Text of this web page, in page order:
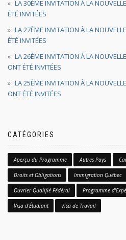
LA 30ÈME INVITATION À LA
ÉTÉ INVITÉES
LA 27ÈME INVITATION À LA
ÉTÉ INVITÉES
LA 26ÈME INVITATION À LA
ONT ÉTÉ INVITÉES
LA 25ÈME INVITATION À LA
ONT ÉTÉ INVITÉES
CATÉGORIES
Aperçu du Programme Autres Pays
Droits et Obligations Immigration Québec
Ouvrier Qualifié Fédéral Programme
Visa d'Étudiant Visa de Travail